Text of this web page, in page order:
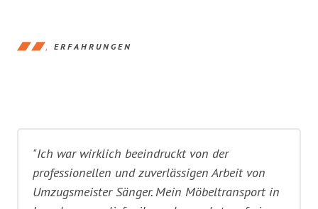
ERFAHRUNGEN
"Ich war wirklich beeindruckt von der
professionellen und zuverlässigen Arbeit von
Umzugsmeister Sänger. Mein Möbeltransport in